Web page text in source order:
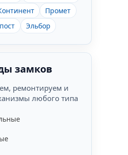
Промет
Эльбор
замков
ремонтируем и
любого типа